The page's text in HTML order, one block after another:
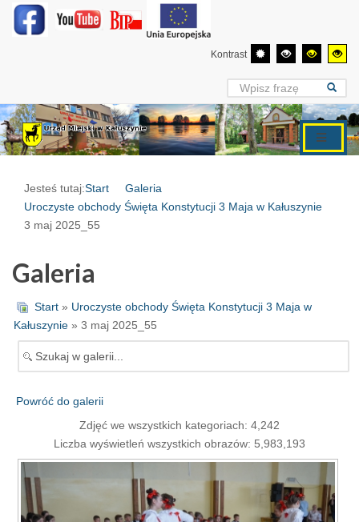
Kontrast
Jesteś tutaj:Start
Galeria
Uroczyste obchody Święta Konstytucji 3 Maja w Kałuszynie
3 maj 2025_55
Galeria
Start » Uroczyste obchody Święta Konstytucji 3 Maja w
Kałuszynie » 3 maj 2025_55
Powróć do galerii
Zdjęć we wszystkich kategoriach: 4,242
Liczba wyświetleń wszystkich obrazów: 5,983,193